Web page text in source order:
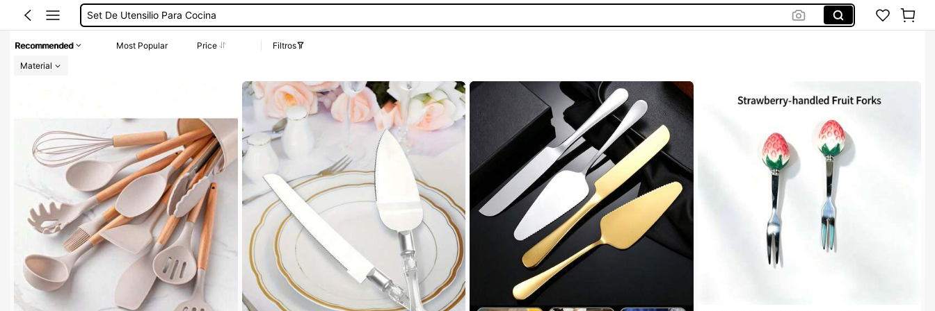
Set De Utensilio Para Cocina
Recommended Most Popular Price
Filtros
Material